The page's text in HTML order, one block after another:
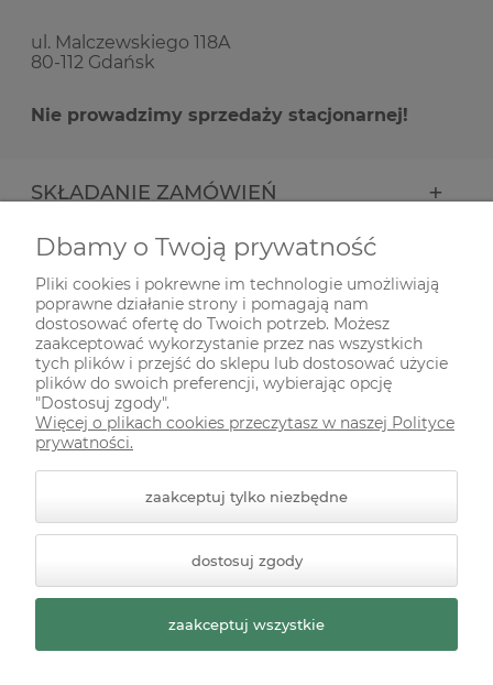
ul. Malczewskiego 118A
80-112 Gdańsk
Nie prowadzimy sprzedaży stacjonarnej!
SKŁADANIE ZAMÓWIEŃ
INFORMACJE
ODWIEDŹ NAS NA
Styl graficzny ShopGadget.pl
Sklep internetowy Shoper
Premium
Dbamy o Twoją prywatność
Pliki cookies i pokrewne im technologie umożliwiają
poprawne działanie strony i pomagają nam
dostosować ofertę do Twoich potrzeb. Możesz
zaakceptować wykorzystanie przez nas wszystkich
tych plików i przejść do sklepu lub dostosować użycie
plików do swoich preferencji, wybierając opcję
"Dostosuj zgody".
Więcej o plikach cookies przeczytasz w naszej Polityce
prywatności.
zaakceptuj tylko niezbędne
dostosuj zgody
zaakceptuj wszystkie